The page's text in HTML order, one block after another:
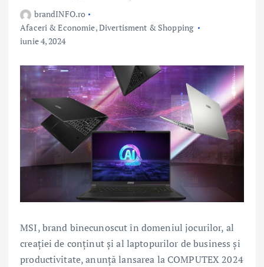
brandINFO.ro
Afaceri & Economie,Divertisment & Shopping
iunie 4, 2024
MSI, brand binecunoscut în domeniul jocurilor, al
creației de conținut și al laptopurilor de business și
productivitate, anunță lansarea la COMPUTEX 2024